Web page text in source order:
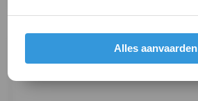
Borgingen
&
Alles aanvaarden